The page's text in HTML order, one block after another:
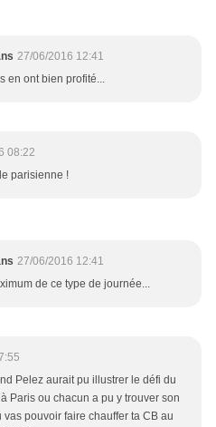
27/06/2016 12:41
en ont bien profité...
08:22
parisienne !
27/06/2016 12:41
de ce type de journée...
Pelez aurait pu illustrer le défi du
Paris ou chacun a pu y trouver son
vas pouvoir faire chauffer ta CB au